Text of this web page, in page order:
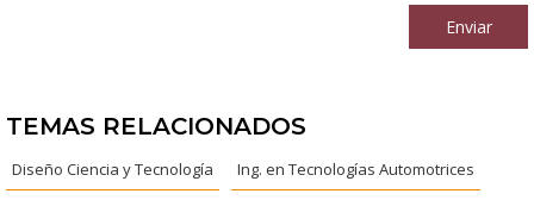
Enviar
TEMAS RELACIONADOS
Diseño Ciencia y Tecnología Ing. en Tecnologías Automotrices